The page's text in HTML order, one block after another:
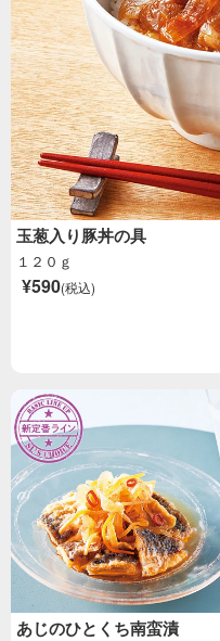
玉葱入り豚丼の具
１２０ｇ
¥590(税込)
あじのひとくち南蛮漬